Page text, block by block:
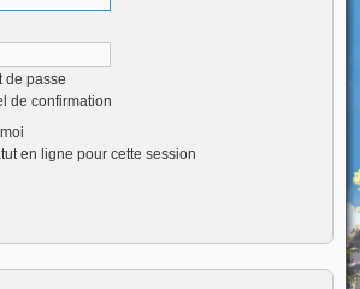
de passe
de confirmation
en ligne pour cette session